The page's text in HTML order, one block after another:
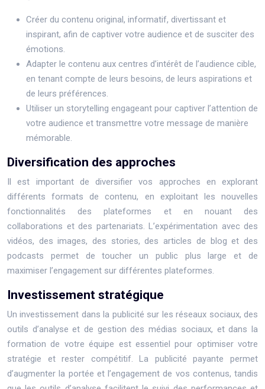
Créer du contenu original, informatif, divertissant et
inspirant, afin de captiver votre audience et de susciter des
émotions.
Adapter le contenu aux centres d’intérêt de l’audience cible,
en tenant compte de leurs besoins, de leurs aspirations et
de leurs préférences.
Utiliser un storytelling engageant pour captiver l’attention de
votre audience et transmettre votre message de manière
mémorable.
Diversification des approches
Il est important de diversifier vos approches en explorant
différents formats de contenu, en exploitant les nouvelles
fonctionnalités des plateformes et en nouant des
collaborations et des partenariats. L’expérimentation avec des
vidéos, des images, des stories, des articles de blog et des
podcasts permet de toucher un public plus large et de
maximiser l’engagement sur différentes plateformes.
Investissement stratégique
Un investissement dans la publicité sur les réseaux sociaux, des
outils d’analyse et de gestion des médias sociaux, et dans la
formation de votre équipe est essentiel pour optimiser votre
stratégie et rester compétitif. La publicité payante permet
d’augmenter la portée et l’engagement de vos contenus, tandis